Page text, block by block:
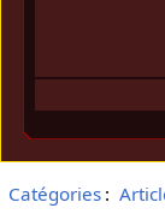
Catégories: